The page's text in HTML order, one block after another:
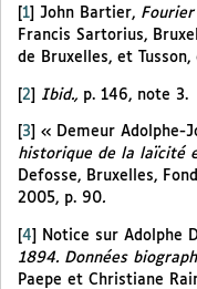
1 John Bartier,
Francis Sartorius,
de Bruxelles, et
[2] Ibid., p. 146, note 3.
3 « Demeur Adolphe-
historique de la laïcité
Defosse, Bruxelles,
2005, p. 90.
4 Notice sur Adolphe
1894. Données
Paepe et Christiane